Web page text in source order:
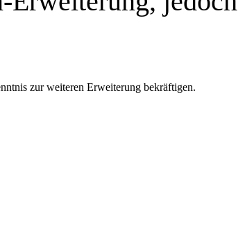
zur weiteren Erweiterung bekräftigen.